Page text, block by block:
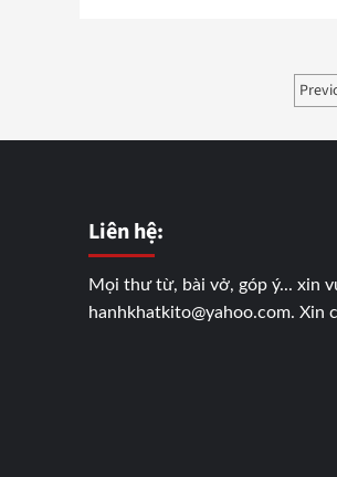
Liên hệ:
Mọi thư từ, bài vở, góp ý... xin
hanhkhatkito@yahoo.com. Xin